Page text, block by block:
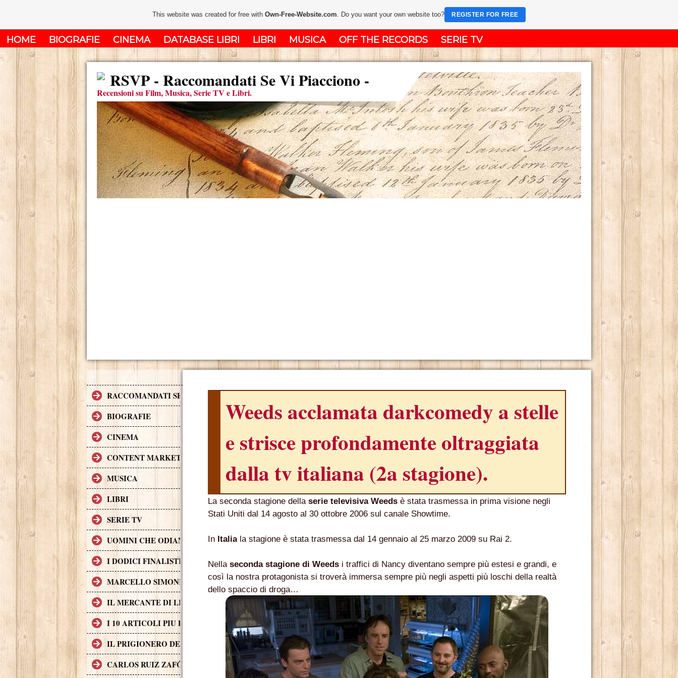
HOME BIOGRAFIE CINEMA DATABASE LIBRI LIBRI MUSICA OFF THE RECORDS SERIE TV
RSVP - Raccomandati Se Vi Piacciono -
Recensioni su Film, Musica, Serie TV e Libri.
RACCOMANDATI SE TI PIACCIONO
BIOGRAFIE
CINEMA
CONTENT MARKETING.
MUSICA
LIBRI
SERIE TV
UOMINI CHE ODIANO LE DONNE
I DODICI FINALISTI IN DELLA SESSANTASETTESIMA EDIZIONE DEL PREMIO STREGA.
MARCELLO SIMONI GIOVANE SCRITTORE ORMAI NON PIU ESORDIENTE, BENSI AMPIAMENTE RADICATO NEL NOSTRO PAESE.
IL MERCANTE DI LIBRI MALEDETTI RAPPRESENTA L'ESORDIO ENIGMATICO E AVVINCENTE DI MARCELLO SIMONI.
I 10 ARTICOLI PIU LETTI SUL SITO RACCOMANDATI SE TI PIACCIONO NEL MESE DI APRILE 2013.
IL PRIGIONERO DEL CIELO, TERZO CAPITOLO DI QUELLA CHE DOVREBBE ESSERE LA QUADRILOGIA DI CARLOS RUIZ ZAFÓN.
CARLOS RUIZ ZAFÓN TRADOTTO IN OLTRE 40 LINGUE, LE SUE OPERE HANNO CONQUISTATO MILIONI DI LETTORI E NUMEROSI PREMI NEI CINQUE
Weeds acclamata darkcomedy a stelle
e strisce profondamente oltraggiata
dalla tv italiana (2a stagione).
La seconda stagione della serie televisiva Weeds è stata trasmessa in prima visione negli
Stati Uniti dal 14 agosto al 30 ottobre 2006 sul canale Showtime.
In Italia la stagione è stata trasmessa dal 14 gennaio al 25 marzo 2009 su Rai 2.
Nella seconda stagione di Weeds i traffici di Nancy diventano sempre più estesi e grandi, e
così la nostra protagonista si troverà immersa sempre più negli aspetti più loschi della realtà
dello spaccio di droga…
This website was created for free withOwn-Free-Website.com. Do you want your own website too? REGISTER FOR FREE